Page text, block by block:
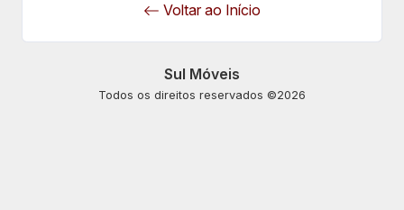
Voltar ao Início
Sul Móveis
Todos os direitos reservados ©2026